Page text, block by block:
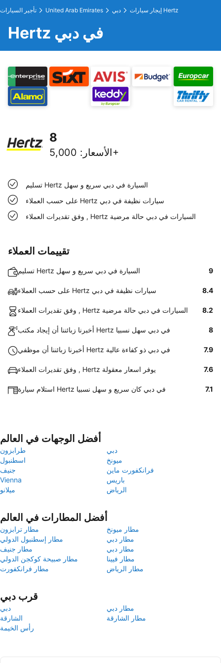
تأجير السيارات United Arab Emirates دبي إيجار سيارات Hertz
Hertz في دبي
8
الأسعار : 5,000+
تسليم Hertz السيارة في دبي سريع و سهل
على حسب العملاء Hertz سيارات نظيفة في دبي
وفق تقديرات العملاء , Hertz السيارات في دبي حالة مرضية
تقييمات العملاء
تسليم Hertz السيارة في دبي سريع و سهل 9
على حسب العملاء Hertz سيارات نظيفة في دبي 8.4
وفق تقديرات العملاء , Hertz السيارات في دبي حالة مرضية 8.2
أخبرنا زبائننا أن إيجاد مكتب Hertz في دبي سهل نسبيا 8
أخبرنا زبائننا أن موظفي Hertz في دبي ذو كفاءة عالية 7.9
وفق تقديرات العملاء , Hertz يوفر اسعار معقولة 7.6
استلام سيارة Hertz في دبي كان سريع و سهل نسبيا 7.1
أفضل الوجهات في العالم
طرابزون
دبي
اسطنبول
ميونخ
جنيف
فرانكفورت ماين
Vienna
باريس
ميلانو
الرياض
أفضل المطارات في العالم
مطار ترابزون
مطار ميونخ
مطار إسطنبول الدولي
مطار دبي
مطار جنيف
مطار دبي
مطار صبيحة كوكجن الدولي
مطار فيينا
مطار فرانكفورت
مطار الرياض
قرب دبي
دبي
مطار دبي
الشارقة
مطار الشارقة
رأس الخيمة